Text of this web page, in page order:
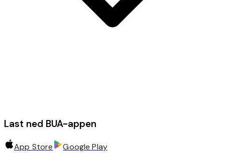
Last ned BUA-appen
App Store Google Play